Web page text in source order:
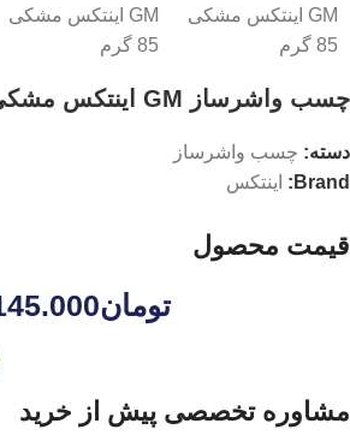
چسب واشرساز GM اینتکس مشکی 85 گرم
دسته: چسب واشرساز
Brand:
اینتکس
قیمت محصول
تومان
مشاوره تخصصی پیش از خرید